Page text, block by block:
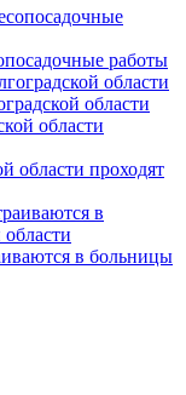
работы
области
области проходят
в больницы